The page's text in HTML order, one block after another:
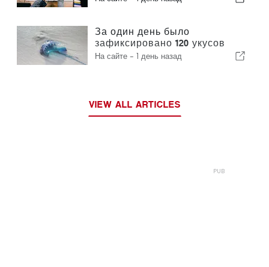
За один день было
зафиксировано 120 укусов
португальского кораблика
На сайте - 1 день назад
VIEW ALL ARTICLES